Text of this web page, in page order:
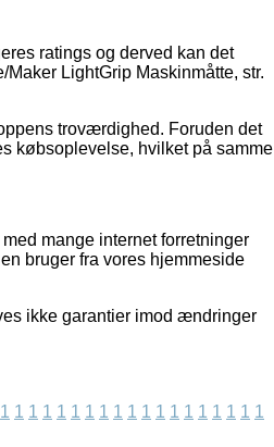
ratings og derved kan det
LightGrip Maskinmåtte, str.
troværdighed. Foruden det
købsoplevelse, hvilket på samme
mange internet forretninger
bruger fra vores hjemmeside
ikke garantier imod ændringer
1 1 1 1 1 1 1 1 1 1 1 1 1 1 1 1 1 1 1